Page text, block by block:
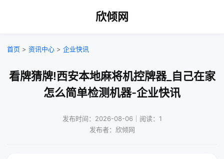
欣倾网
首页 > 资讯中心 > 企业快讯
看牌猜牌!西安本地麻将机控牌器_自己在家
怎么简单检测机器-企业快讯
发布时间：2026-08-06｜阅读：1
发布者：欣倾网